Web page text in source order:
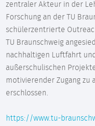
zentraler Akteur in der
Forschung an der TU
schülerzentrierte
TU Braunschweig
nachhaltigen Luftfahrt
außerschulischen
motivierender Zugang zu
erschlossen.
https://www.tu-